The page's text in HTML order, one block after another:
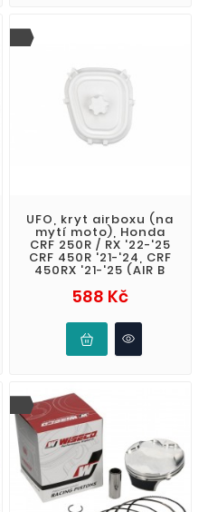
UFO, kryt airboxu (na
mytí moto), Honda
CRF 250R / RX '22-'25
CRF 450R '21-'24, CRF
450RX '21-'25 (AIR B
588 KčCena